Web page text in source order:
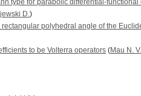
type for parabolic differential-functional
D.)
polyhedral angle of the
to be Volterra operators (Mau N. V.